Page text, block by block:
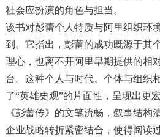
社会应扮演的角色与担当。
该书对彭蕾个人特质与阿里组织环
到。它指出，彭蕾的成功既源于其
理心，也离不开阿里早期提供的相
台。这种个人与时代、个体与组织
了“英雄史观”的片面性，呈现出更
《彭蕾传》的文笔流畅，叙事结构
企业战略转折紧密结合，使得阅读